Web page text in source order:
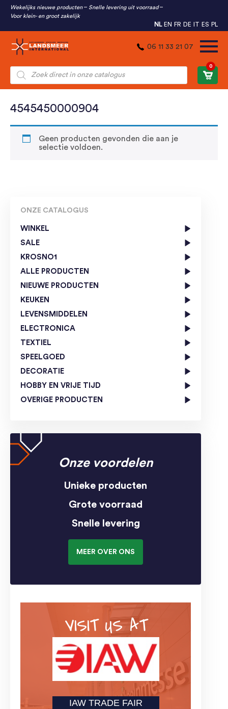
Wekelijks nieuwe producten
Snelle levering uit voorraad
Voor klein- en groot zakelijk
NL EN FR DE IT ES PL
06 11 33 21 07
Producten
zoeken
0
ONZE CATALOGUS
WINKEL
SALE
KROSNO1
ALLE PRODUCTEN
NIEUWE PRODUCTEN
KEUKEN
LEVENSMIDDELEN
ELECTRONICA
TEXTIEL
SPEELGOED
DECORATIE
HOBBY EN VRIJE TIJD
OVERIGE PRODUCTEN
Onze voordelen
Unieke producten
Grote voorraad
Snelle levering
MEER OVER ONS
VISIT US AT
IAW TRADE FAIR
4545450000904
Geen producten gevonden die aan je
selectie voldoen.